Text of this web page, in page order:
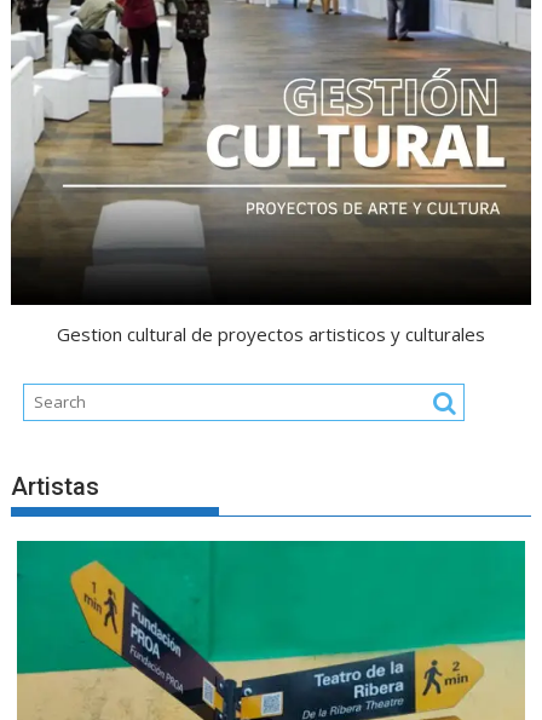
Gestion cultural de proyectos artisticos y culturales
Artistas